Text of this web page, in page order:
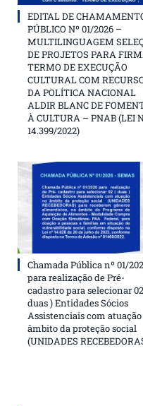
EDITAL DE
PÚBLICO Nº 01/2026 –
MULTILINGUAGEM
DE PROJETOS PARA
TERMO DE EXECUÇÃO
CULTURAL COM
DA POLÍTICA NACIONAL
ALDIR BLANC DE
À CULTURA – PNAB (LEI
14.399/2022)
Chamada Pública nº 01/
para realização de Pré-
cadastro para selecionar
duas ) Entidades Sócios
Assistenciais com
âmbito da proteção social
(UNIDADES